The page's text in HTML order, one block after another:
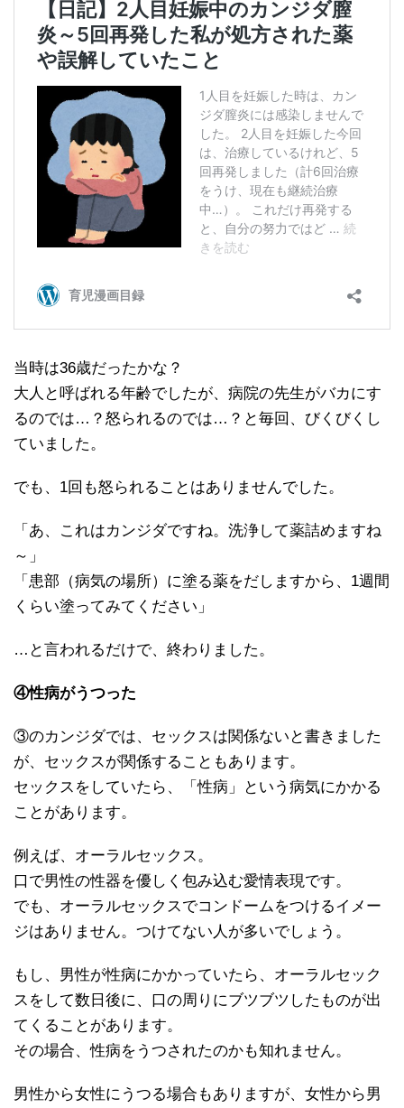
当時は36歳だったかな？
大人と呼ばれる年齢でしたが、病院の先生がバカにす
るのでは…？怒られるのでは…？と毎回、びくびくし
ていました。
でも、1回も怒られることはありませんでした。
「あ、これはカンジダですね。洗浄して薬詰めますね
～」
「患部（病気の場所）に塗る薬をだしますから、1週間
くらい塗ってみてください」
…と言われるだけで、終わりました。
④性病がうつった
③のカンジダでは、セックスは関係ないと書きました
が、セックスが関係することもあります。
セックスをしていたら、「性病」という病気にかかる
ことがあります。
例えば、オーラルセックス。
口で男性の性器を優しく包み込む愛情表現です。
でも、オーラルセックスでコンドームをつけるイメー
ジはありません。つけてない人が多いでしょう。
もし、男性が性病にかかっていたら、オーラルセック
スをして数日後に、口の周りにブツブツしたものが出
てくることがあります。
その場合、性病をうつされたのかも知れません。
男性から女性にうつる場合もありますが、女性から男